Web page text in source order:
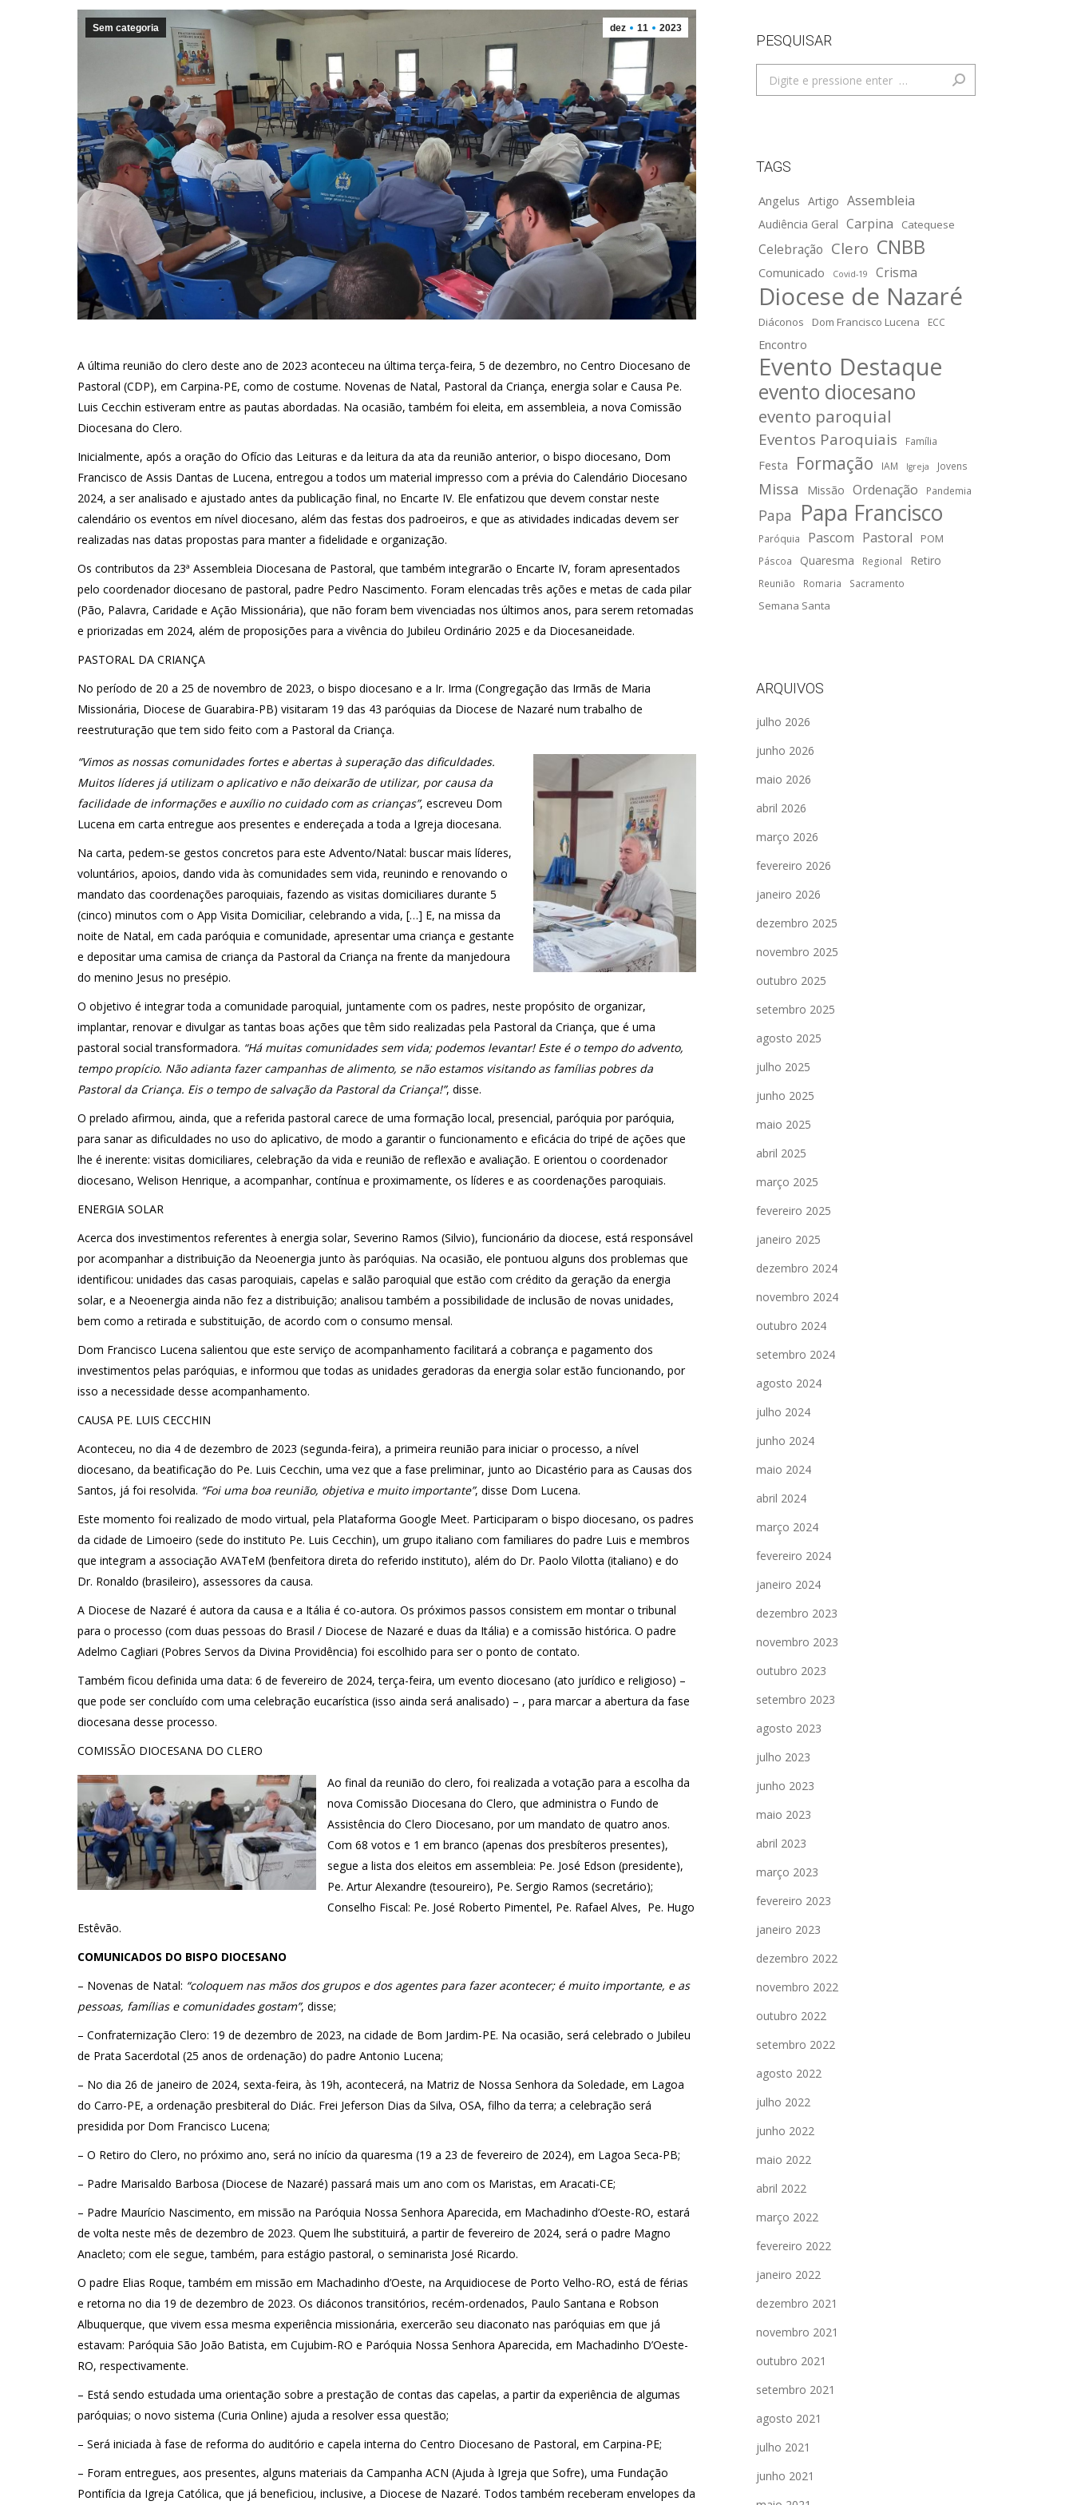
dez 11 2023
Sem categoria
A última reunião do clero deste ano de 2023 aconteceu na última terça-feira, 5 de dezembro, no Centro Diocesano de
Pastoral (CDP), em Carpina-PE, como de costume. Novenas de Natal, Pastoral da Criança, energia solar e Causa Pe.
Luis Cecchin estiveram entre as pautas abordadas. Na ocasião, também foi eleita, em assembleia, a nova Comissão
Diocesana do Clero.
Inicialmente, após a oração do Ofício das Leituras e da leitura da ata da reunião anterior, o bispo diocesano, Dom
Francisco de Assis Dantas de Lucena, entregou a todos um material impresso com a prévia do Calendário Diocesano
2024, a ser analisado e ajustado antes da publicação final, no Encarte IV. Ele enfatizou que devem constar neste
calendário os eventos em nível diocesano, além das festas dos padroeiros, e que as atividades indicadas devem ser
realizadas nas datas propostas para manter a fidelidade e organização.
Os contributos da 23ª Assembleia Diocesana de Pastoral, que também integrarão o Encarte IV, foram apresentados
pelo coordenador diocesano de pastoral, padre Pedro Nascimento. Foram elencadas três ações e metas de cada pilar
(Pão, Palavra, Caridade e Ação Missionária), que não foram bem vivenciadas nos últimos anos, para serem retomadas
e priorizadas em 2024, além de proposições para a vivência do Jubileu Ordinário 2025 e da Diocesaneidade.
PASTORAL DA CRIANÇA
No período de 20 a 25 de novembro de 2023, o bispo diocesano e a Ir. Irma (Congregação das Irmãs de Maria
Missionária, Diocese de Guarabira-PB) visitaram 19 das 43 paróquias da Diocese de Nazaré num trabalho de
reestruturação que tem sido feito com a Pastoral da Criança.
“Vimos as nossas comunidades fortes e abertas à superação das dificuldades.
Muitos líderes já utilizam o aplicativo e não deixarão de utilizar, por causa da
facilidade de informações e auxílio no cuidado com as crianças”, escreveu Dom
Lucena em carta entregue aos presentes e endereçada a toda a Igreja diocesana.
Na carta, pedem-se gestos concretos para este Advento/Natal: buscar mais líderes,
voluntários, apoios, dando vida às comunidades sem vida, reunindo e renovando o
mandato das coordenações paroquiais, fazendo as visitas domiciliares durante 5
(cinco) minutos com o App Visita Domiciliar, celebrando a vida, […] E, na missa da
noite de Natal, em cada paróquia e comunidade, apresentar uma criança e gestante
e depositar uma camisa de criança da Pastoral da Criança na frente da manjedoura
do menino Jesus no presépio.
O objetivo é integrar toda a comunidade paroquial, juntamente com os padres, neste propósito de organizar,
implantar, renovar e divulgar as tantas boas ações que têm sido realizadas pela Pastoral da Criança, que é uma
pastoral social transformadora. “Há muitas comunidades sem vida; podemos levantar! Este é o tempo do advento,
tempo propício. Não adianta fazer campanhas de alimento, se não estamos visitando as famílias pobres da
Pastoral da Criança. Eis o tempo de salvação da Pastoral da Criança!”, disse.
O prelado afirmou, ainda, que a referida pastoral carece de uma formação local, presencial, paróquia por paróquia,
para sanar as dificuldades no uso do aplicativo, de modo a garantir o funcionamento e eficácia do tripé de ações que
lhe é inerente: visitas domiciliares, celebração da vida e reunião de reflexão e avaliação. E orientou o coordenador
diocesano, Welison Henrique, a acompanhar, contínua e proximamente, os líderes e as coordenações paroquiais.
ENERGIA SOLAR
Acerca dos investimentos referentes à energia solar, Severino Ramos (Silvio), funcionário da diocese, está responsável
por acompanhar a distribuição da Neoenergia junto às paróquias. Na ocasião, ele pontuou alguns dos problemas que
identificou: unidades das casas paroquiais, capelas e salão paroquial que estão com crédito da geração da energia
solar, e a Neoenergia ainda não fez a distribuição; analisou também a possibilidade de inclusão de novas unidades,
bem como a retirada e substituição, de acordo com o consumo mensal.
Dom Francisco Lucena salientou que este serviço de acompanhamento facilitará a cobrança e pagamento dos
investimentos pelas paróquias, e informou que todas as unidades geradoras da energia solar estão funcionando, por
isso a necessidade desse acompanhamento.
CAUSA PE. LUIS CECCHIN
Aconteceu, no dia 4 de dezembro de 2023 (segunda-feira), a primeira reunião para iniciar o processo, a nível
diocesano, da beatificação do Pe. Luis Cecchin, uma vez que a fase preliminar, junto ao Dicastério para as Causas dos
Santos, já foi resolvida. “Foi uma boa reunião, objetiva e muito importante”, disse Dom Lucena.
Este momento foi realizado de modo virtual, pela Plataforma Google Meet. Participaram o bispo diocesano, os padres
da cidade de Limoeiro (sede do instituto Pe. Luis Cecchin), um grupo italiano com familiares do padre Luis e membros
que integram a associação AVATeM (benfeitora direta do referido instituto), além do Dr. Paolo Vilotta (italiano) e do
Dr. Ronaldo (brasileiro), assessores da causa.
A Diocese de Nazaré é autora da causa e a Itália é co-autora. Os próximos passos consistem em montar o tribunal
para o processo (com duas pessoas do Brasil / Diocese de Nazaré e duas da Itália) e a comissão histórica. O padre
Adelmo Cagliari (Pobres Servos da Divina Providência) foi escolhido para ser o ponto de contato.
Também ficou definida uma data: 6 de fevereiro de 2024, terça-feira, um evento diocesano (ato jurídico e religioso) –
que pode ser concluído com uma celebração eucarística (isso ainda será analisado) – , para marcar a abertura da fase
diocesana desse processo.
COMISSÃO DIOCESANA DO CLERO
Ao final da reunião do clero, foi realizada a votação para a escolha da
nova Comissão Diocesana do Clero, que administra o Fundo de
Assistência do Clero Diocesano, por um mandato de quatro anos.
Com 68 votos e 1 em branco (apenas dos presbíteros presentes),
segue a lista dos eleitos em assembleia: Pe. José Edson (presidente),
Pe. Artur Alexandre (tesoureiro), Pe. Sergio Ramos (secretário);
Conselho Fiscal: Pe. José Roberto Pimentel, Pe. Rafael Alves, Pe. Hugo
Estêvão.
COMUNICADOS DO BISPO DIOCESANO
– Novenas de Natal: “coloquem nas mãos dos grupos e dos agentes para fazer acontecer; é muito importante, e as
pessoas, famílias e comunidades gostam”, disse;
– Confraternização Clero: 19 de dezembro de 2023, na cidade de Bom Jardim-PE. Na ocasião, será celebrado o Jubileu
de Prata Sacerdotal (25 anos de ordenação) do padre Antonio Lucena;
– No dia 26 de janeiro de 2024, sexta-feira, às 19h, acontecerá, na Matriz de Nossa Senhora da Soledade, em Lagoa
do Carro-PE, a ordenação presbiteral do Diác. Frei Jeferson Dias da Silva, OSA, filho da terra; a celebração será
presidida por Dom Francisco Lucena;
– O Retiro do Clero, no próximo ano, será no início da quaresma (19 a 23 de fevereiro de 2024), em Lagoa Seca-PB;
– Padre Marisaldo Barbosa (Diocese de Nazaré) passará mais um ano com os Maristas, em Aracati-CE;
– Padre Maurício Nascimento, em missão na Paróquia Nossa Senhora Aparecida, em Machadinho d’Oeste-RO, estará
de volta neste mês de dezembro de 2023. Quem lhe substituirá, a partir de fevereiro de 2024, será o padre Magno
Anacleto; com ele segue, também, para estágio pastoral, o seminarista José Ricardo.
O padre Elias Roque, também em missão em Machadinho d’Oeste, na Arquidiocese de Porto Velho-RO, está de férias
e retorna no dia 19 de dezembro de 2023. Os diáconos transitórios, recém-ordenados, Paulo Santana e Robson
Albuquerque, que vivem essa mesma experiência missionária, exercerão seu diaconato nas paróquias em que já
estavam: Paróquia São João Batista, em Cujubim-RO e Paróquia Nossa Senhora Aparecida, em Machadinho D’Oeste-
RO, respectivamente.
– Está sendo estudada uma orientação sobre a prestação de contas das capelas, a partir da experiência de algumas
paróquias; o novo sistema (Curia Online) ajuda a resolver essa questão;
– Será iniciada à fase de reforma do auditório e capela interna do Centro Diocesano de Pastoral, em Carpina-PE;
– Foram entregues, aos presentes, alguns materiais da Campanha ACN (Ajuda à Igreja que Sofre), uma Fundação
Pontifícia da Igreja Católica, que já beneficiou, inclusive, a Diocese de Nazaré. Todos também receberam envelopes da
PESQUISAR
Search:
TAGS
Angelus Artigo Assembleia
Audiência Geral Carpina Catequese
Celebração Clero CNBB
Comunicado Covid-19 Crisma
Diocese de Nazaré
Diáconos Dom Francisco Lucena ECC
Encontro
Evento Destaque
evento diocesano
evento paroquial
Eventos Paroquiais Família
Festa Formação IAM Igreja Jovens
Missa Missão Ordenação Pandemia
Papa Papa Francisco
Paróquia Pascom Pastoral POM
Páscoa Quaresma Regional Retiro
Reunião Romaria Sacramento
Semana Santa
ARQUIVOS
julho 2026
junho 2026
maio 2026
abril 2026
março 2026
fevereiro 2026
janeiro 2026
dezembro 2025
novembro 2025
outubro 2025
setembro 2025
agosto 2025
julho 2025
junho 2025
maio 2025
abril 2025
março 2025
fevereiro 2025
janeiro 2025
dezembro 2024
novembro 2024
outubro 2024
setembro 2024
agosto 2024
julho 2024
junho 2024
maio 2024
abril 2024
março 2024
fevereiro 2024
janeiro 2024
dezembro 2023
novembro 2023
outubro 2023
setembro 2023
agosto 2023
julho 2023
junho 2023
maio 2023
abril 2023
março 2023
fevereiro 2023
janeiro 2023
dezembro 2022
novembro 2022
outubro 2022
setembro 2022
agosto 2022
julho 2022
junho 2022
maio 2022
abril 2022
março 2022
fevereiro 2022
janeiro 2022
dezembro 2021
novembro 2021
outubro 2021
setembro 2021
agosto 2021
julho 2021
junho 2021